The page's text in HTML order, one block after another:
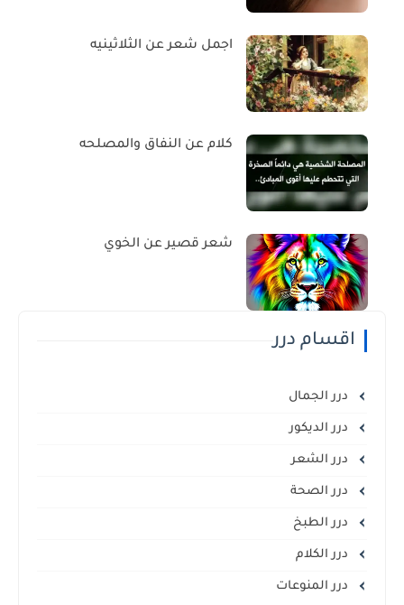
اجمل شعر عن الثلاثينيه
كلام عن النفاق والمصلحه
شعر قصير عن الخوي
اقسام درر
درر الجمال
درر الديكور
درر الشعر
درر الصحة
درر الطبخ
درر الكلام
درر المنوعات